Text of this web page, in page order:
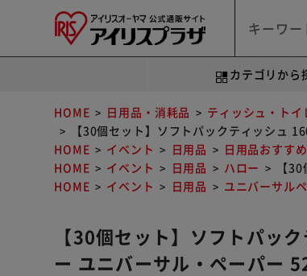
カテゴリから
HOME 日用品・消耗品 ティッシュ・トイ
【30個セット】ソフトパックティッシュ
HOME
イベント 日用品 日用品おすす
HOME
イベント 日用品 ハロー
【
HOME
イベント 日用品 ユニバーサル
【30個セット】ソフトパッ
ー ユニバーサル・ペーパー